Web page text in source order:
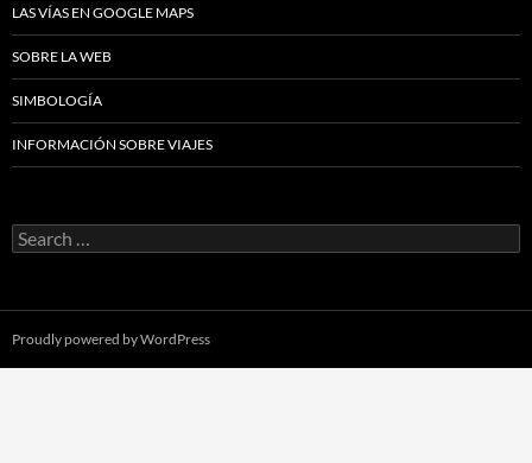
LAS VÍAS EN GOOGLE MAPS
SOBRE LA WEB
SIMBOLOGÍA
INFORMACIÓN SOBRE VIAJES
Search
for:
Proudly powered by WordPress